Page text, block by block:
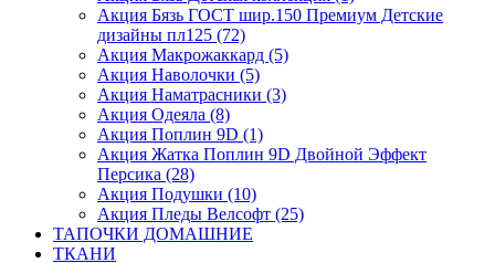
Акция Бязь ГОСТ шир.150 Премиум Детские
дизайны пл125 (72)
Акция Макрожаккард (5)
Акция Наволочки (5)
Акция Наматрасники (3)
Акция Одеяла (8)
Акция Поплин 9D (1)
Акция Жатка Поплин 9D Двойной Эффект
Персика (28)
Акция Подушки (10)
Акция Пледы Велсофт (25)
ТАПОЧКИ ДОМАШНИЕ
ТКАНИ